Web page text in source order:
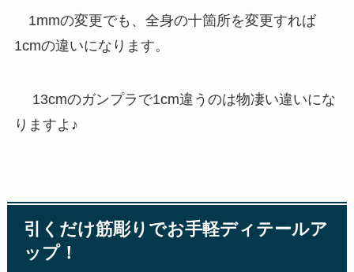
1mmの変更でも、全身の十箇所を変更すれば
1cmの違いになります。
13cmのガンプラで1cm違うのは物凄い違いにな
りますよ♪
引くだけ筋彫りでお手軽ディテールア
ップ！